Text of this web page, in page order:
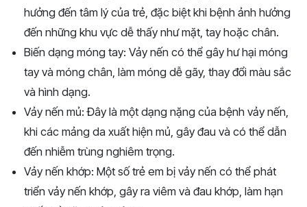
hưởng đến tâm lý của trẻ, đặc biệt khi bệnh ảnh hưởng
đến những khu vực dễ thấy như mặt, tay hoặc chân.
Biến dạng móng tay: Vảy nến có thể gây hư hại móng
tay và móng chân, làm móng dễ gãy, thay đổi màu sắc
và hình dạng.
Vảy nến mủ: Đây là một dạng nặng của bệnh vảy nến,
khi các mảng da xuất hiện mủ, gây đau và có thể dẫn
đến nhiễm trùng nghiêm trọng.
Vảy nến khớp: Một số trẻ em bị vảy nến có thể phát
triển vảy nến khớp, gây ra viêm và đau khớp, làm hạn